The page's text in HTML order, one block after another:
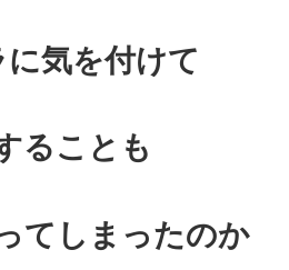
気を付けて
ることも
てしまったのか